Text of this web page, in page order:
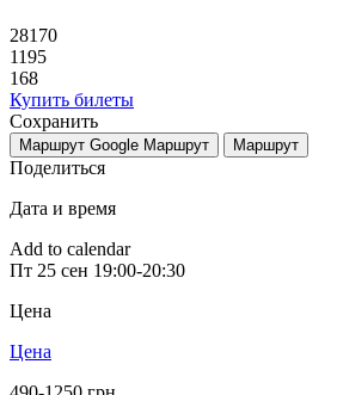
28170
1195
168
Купить билеты
Сохранить
Маршрут Google Маршрут Маршрут
Поделиться
Дата и время
Add to calendar
Пт 25 сен 19:00-20:30
Цена
Цена